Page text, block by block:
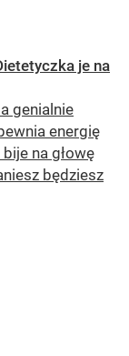
je na
genialnie
energię
na głowę
będziesz